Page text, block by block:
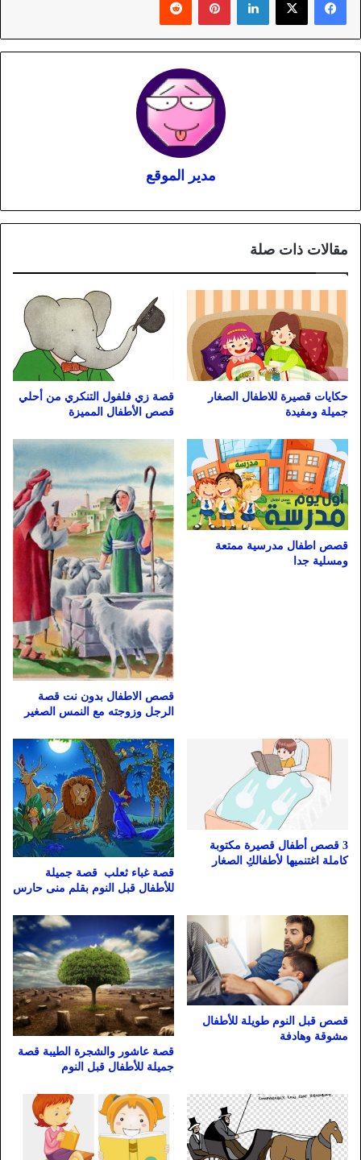
مدير الموقع
مقالات ذات صلة
حكايات قصيرة للاطفال الصغار
جميلة ومفيدة
قصة زي فلفول التنكري من أحلي
قصص الأطفال المميزة
قصص اطفال مدرسية ممتعة
ومسلية جدا
قصص الاطفال بدون نت قصة
الرجل وزوجته مع النمس الصغير
3 قصص أطفال قصيرة مكتوبة
كاملة اغتنميها لأطفالكِ الصغار
قصة غباء ثعلب قصة جميلة
للأطفال قبل النوم بقلم منى حارس
قصص قبل النوم طويلة للأطفال
مشوقة وهادفة
قصة عاشور والشجرة الطيبة قصة
جميلة للأطفال قبل النوم